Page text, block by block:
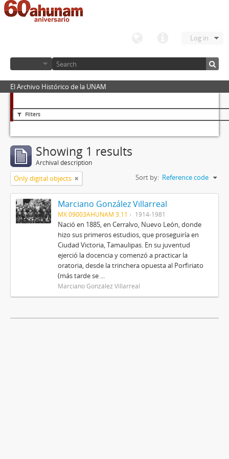
Log in
El Archivo Histórico de la UNAM
Filters
Showing 1 results
Archival description
Only digital objects Sort by: Reference code
Marciano González Villarreal
MX 09003AHUNAM 3.11 1914-1981
Nació en 1885, en Cerralvo, Nuevo León, donde
hizo sus primeros estudios, que proseguiría en
Ciudad Victoria, Tamaulipas. En su juventud
ejerció la docencia y comenzó a practicar la
oratoria, desde la trinchera opuesta al Porfiriato
(más tarde se ...
Marciano González Villarreal